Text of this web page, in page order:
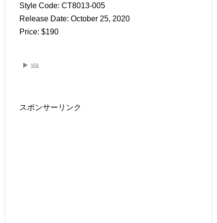
Style Code: CT8013-005
Release Date: October 25, 2020
Price: $190
via
スポンサーリンク